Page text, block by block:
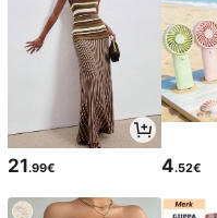
21.99€ 4.52€